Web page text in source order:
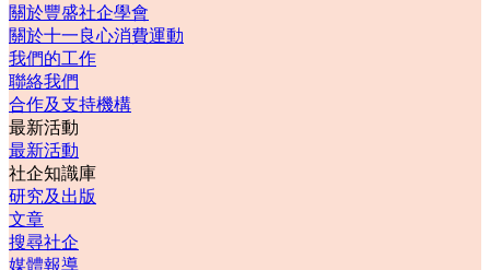
關於豐盛社企學會
關於十一良心消費運動
我們的工作
聯絡我們
合作及支持機構
最新活動
最新活動
社企知識庫
研究及出版
文章
搜尋社企
媒體報導